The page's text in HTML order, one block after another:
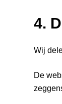
4.
Wij
De